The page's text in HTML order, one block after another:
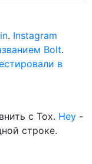
. Instagram
Bolt.
в
с Tox. Hey -
строке.